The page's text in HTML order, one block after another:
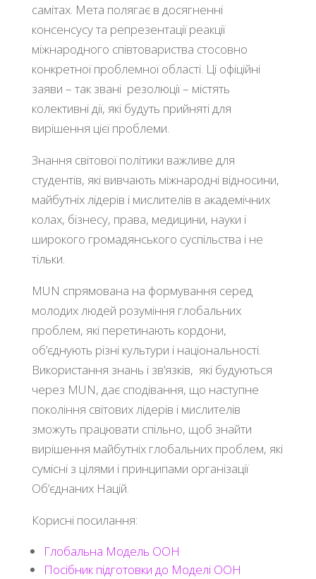
самітах. Мета полягає в досягненні
консенсусу та репрезентації реакції
міжнародного співтовариства стосовно
конкретної проблемної області. Ці офіційні
заяви – так звані резолюції – містять
колективні дії, які будуть прийняті для
вирішення цієї проблеми.
Знання світової політики важливе для
студентів, які вивчають міжнародні відносини,
майбутніх лідерів і мислителів в академічних
колах, бізнесу, права, медицини, науки і
широкого громадянського суспільства і не
тільки.
MUN спрямована на формування серед
молодих людей розуміння глобальних
проблем, які перетинають кордони,
об’єднують різні культури і національності.
Використання знань і зв’язків, які будуються
через MUN, дає сподівання, що наступне
покоління світових лідерів і мислителів
зможуть працювати спільно, щоб знайти
вирішення майбутніх глобальних проблем, які
сумісні з цілями і принципами організації
Об’єднаних Націй.
Корисні посилання:
Глобальна Модель ООН
Посібник підготовки до Моделі ООН